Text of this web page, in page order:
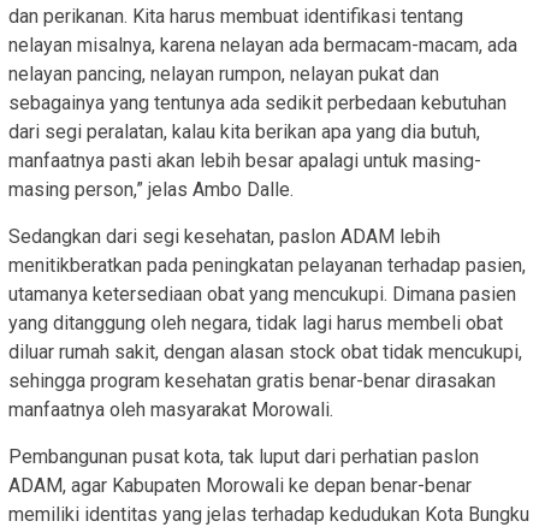
dan perikanan. Kita harus membuat identifikasi tentang
nelayan misalnya, karena nelayan ada bermacam-macam, ada
nelayan pancing, nelayan rumpon, nelayan pukat dan
sebagainya yang tentunya ada sedikit perbedaan kebutuhan
dari segi peralatan, kalau kita berikan apa yang dia butuh,
manfaatnya pasti akan lebih besar apalagi untuk masing-
masing person,” jelas Ambo Dalle.
Sedangkan dari segi kesehatan, paslon ADAM lebih
menitikberatkan pada peningkatan pelayanan terhadap pasien,
utamanya ketersediaan obat yang mencukupi. Dimana pasien
yang ditanggung oleh negara, tidak lagi harus membeli obat
diluar rumah sakit, dengan alasan stock obat tidak mencukupi,
sehingga program kesehatan gratis benar-benar dirasakan
manfaatnya oleh masyarakat Morowali.
Pembangunan pusat kota, tak luput dari perhatian paslon
ADAM, agar Kabupaten Morowali ke depan benar-benar
memiliki identitas yang jelas terhadap kedudukan Kota Bungku